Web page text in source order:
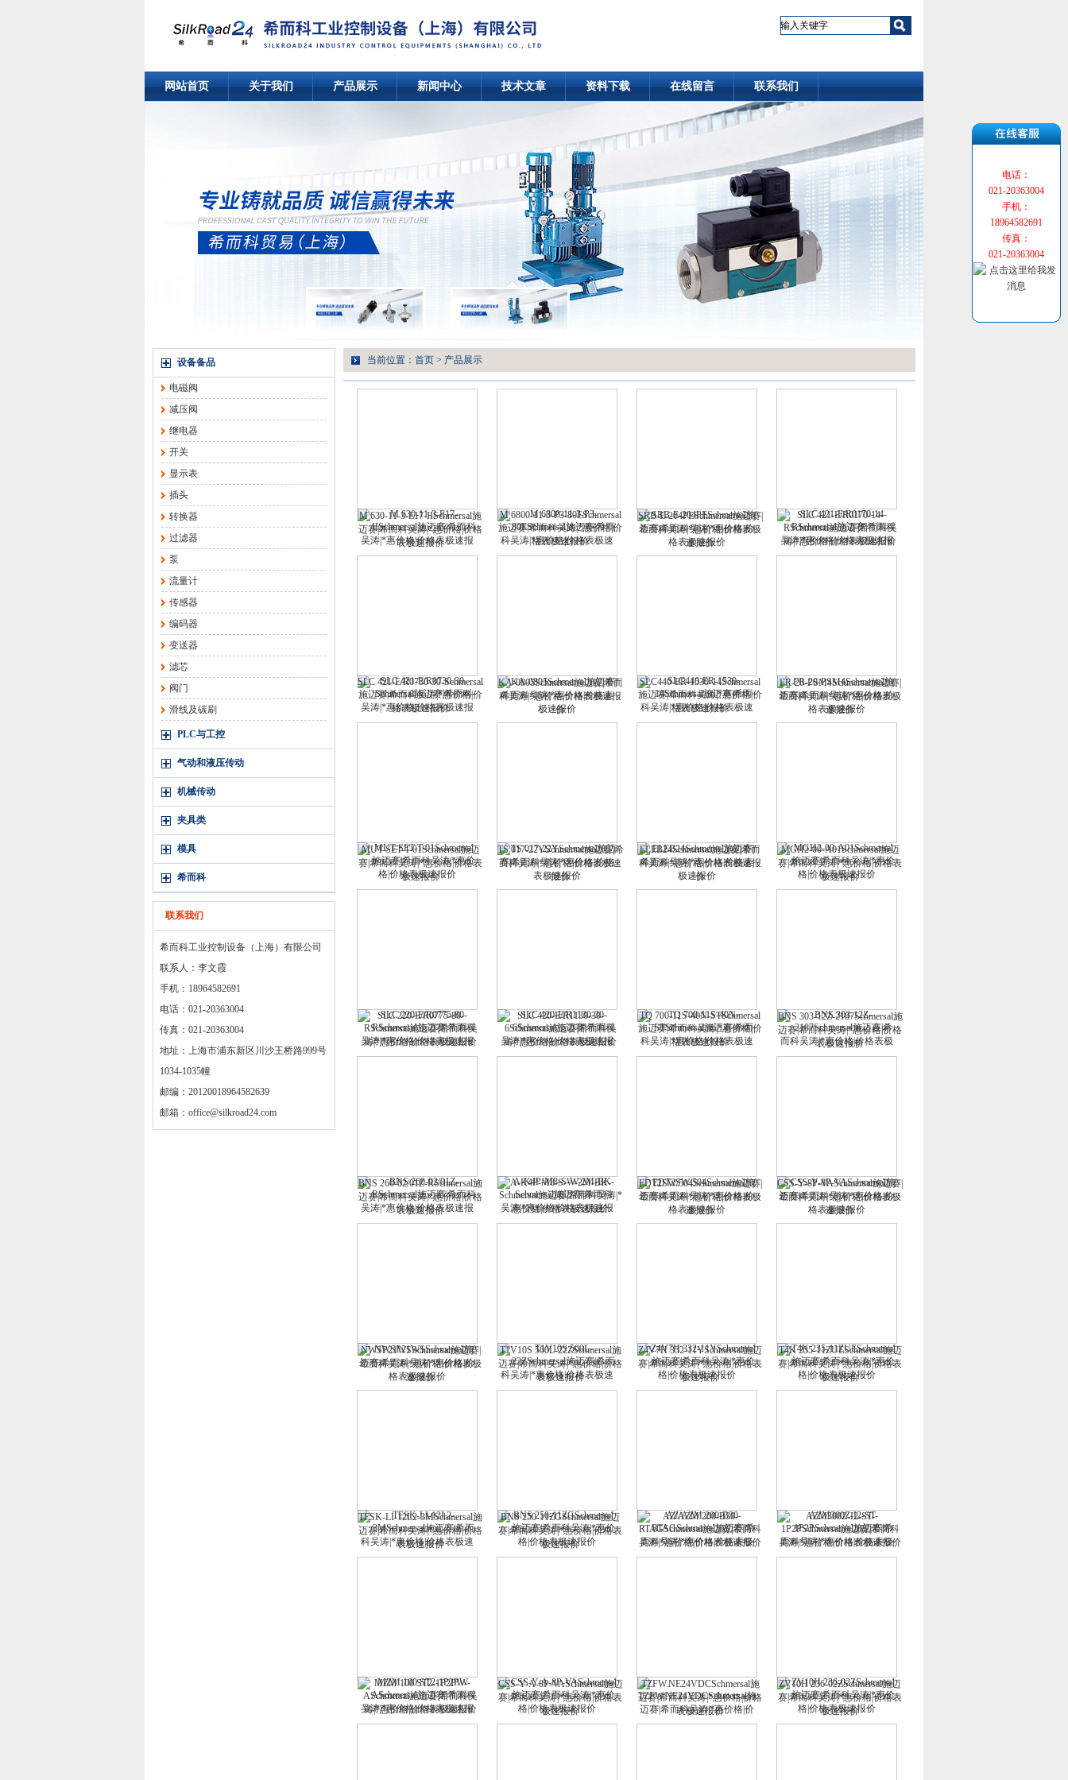
网站首页 关于我们 产品展示 新闻中心 技术文章 资料下载 在线留言 联系我们
设备备品
电磁阀
减压阀
继电器
开关
显示表
插头
转换器
过滤器
泵
流量计
传感器
编码器
变送器
滤芯
阀门
滑线及碳刷
PLC与工控
气动和液压传动
机械传动
夹具类
模具
希而科
联系我们
希而科工业控制设备（上海）有限公司
联系人：李文霞
手机：18964582691
电话：021-20363004
传真：021-20363004
地址：上海市浦东新区川沙王桥路999号
1034-1035幢
邮编：20120018964582639
邮箱： office@silkroad24.com
当前位置： 首页 > 产品展示
M 630-11-3-E17-IISchmersal施
迈赛|希而科吴涛|*惠价格|价格
表极速报价
M 6800-11-3-P3-80ESchmersal
施迈赛|希而科吴涛|*惠价格|价
格表极速报价
SRB-E-204PESchmersal施迈赛|
希而科吴涛|*惠价格|价格表极
速报价
SLC 421-E/R0170-14-
RSchmersal施迈赛|希而科吴
涛|*惠价格|价格表极速报价
SLC 421-E/R0730-30-Schmersal
施迈赛|希而科吴涛|*惠价格|价
格表极速报价
KA-0805Schmersal施迈赛|希而
科吴涛|*惠价格|价格表极速报
价
SLC440-ER-1530-14Schmersal
施迈赛|希而科吴涛|*惠价格|价
格表极速报价
FR-20-PSM4Schmersal施迈赛|
希而科吴涛|*惠价格|价格表极
速报价
MUT-SET-T-01Schmersal施迈
赛|希而科吴涛|*惠价格|价格表
极速报价
TS 017-22YSchmersal施迈赛|希
而科吴涛|*惠价格|价格表极速
报价
ELEB24Schmersal施迈赛|希而
科吴涛|*惠价格|价格表极速报
价
MGH2-00-A01Schmersal施迈
赛|希而科吴涛|*惠价格|价格表
极速报价
SLC 220-E/R0775-80-
RSchmersal施迈赛|希而科吴
涛|*惠价格|价格表极速报价
SLC 420-E/R1130-30-
6Schmersal施迈赛|希而科吴
涛|*惠价格|价格表极速报价
TQ 700-11S-40N-STSchmersal
施迈赛|希而科吴涛|*惠价格|价
格表极速报价
BNS 303-12Z-2187Schmersal施
迈赛|希而科吴涛|*惠价格|价格
表极速报价
BNS 260-02/01Z-RSchmersal施
迈赛|希而科吴涛|*惠价格|价格
表极速报价
A-K4P-M8-S-W-2M-BK-
Schmersal施迈赛|希而科吴涛|*
惠价格|价格表极速报价
EDT2SW/504Schmersal施迈赛|
希而科吴涛|*惠价格|价格表极
速报价
CSS-Y-8P-VASchmersal施迈赛|
希而科吴涛|*惠价格|价格表极
速报价
NWSP21WSSchmersal施迈赛|
希而科吴涛|*惠价格|价格表极
速报价
T1V10S 500L-22ZSchmersal施
迈赛|希而科吴涛|*惠价格|价格
表极速报价
Z4V7H 332-11YSchmersal施迈
赛|希而科吴涛|*惠价格|价格表
极速报价
T4K 235-11ZUESchmersal施迈
赛|希而科吴涛|*惠价格|价格表
极速报价
TESK-LI-12L2-3MSchmersal施
迈赛|希而科吴涛|*惠价格|价格
表极速报价
BNS 250-11ZGSchmersal施迈
赛|希而科吴涛|*惠价格|价格表
极速报价
AZ/AZM 200-B30-
RTAGSchmersal施迈赛|希而科
吴涛|*惠价格|价格表极速报价
AZM300Z-I2-ST-
1P2PSchmersal施迈赛|希而科
吴涛|*惠价格|价格表极速报价
MZM 100 ST2-1P2PW-
ASchmersal施迈赛|希而科吴
涛|*惠价格|价格表极速报价
CSS-Y-A-8P-VASchmersal施迈
赛|希而科吴涛|*惠价格|价格表
极速报价
TZFW.NE24VDCSchmersal施
迈赛|希而科吴涛|*惠价格|价格
表极速报价
ZV10H 236-02ZSchmersal施迈
赛|希而科吴涛|*惠价格|价格表
极速报价
电话：
021-20363004
手机：
18964582691
传真：
021-20363004